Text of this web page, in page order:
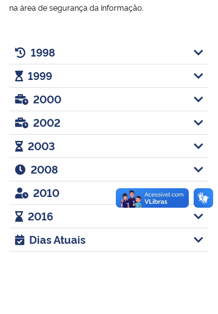
Ministério da Mulher, da Família e dos Direitos Humanos
Secretaria-Geral
Secretaria de Governo
Gabinete de Segurança Institucional
Advocacia-Geral da União
Banco Central do Brasil
na área de segurança da informação.
1998
1999
2000
2002
2003
2008
2010
2016
Dias Atuais